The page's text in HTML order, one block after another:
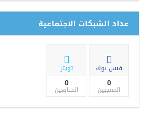
عداد الشبكات الاجتماعية
فيس بوك
0
المعجبين
تويتر
0
المتابعين